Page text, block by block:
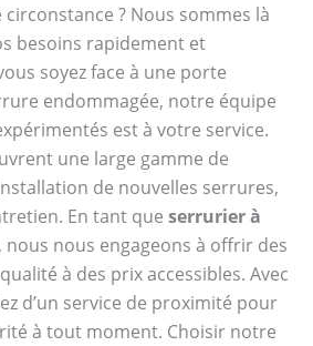
? Nous sommes là
besoins rapidement et
soyez face à une porte
endommagée, notre équipe
est à votre service.
une large gamme de
de nouvelles serrures,
En tant que serrurier à
, nous nous engageons à offrir des
à des prix accessibles. Avec
d’un service de proximité pour
à tout moment. Choisir notre